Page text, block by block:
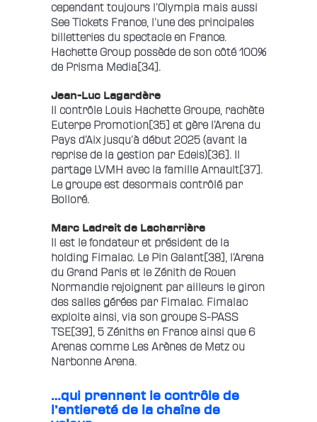
cependant toujours l’Olympia mais aussi
See Tickets France, l’une des principales
billetteries du spectacle en France.
Hachette Group possède de son côté 100%
de Prisma Media[34].
Jean-Luc Lagardère
Il contrôle Louis Hachette Groupe, rachète
Euterpe Promotion[35] et gère l’Arena du
Pays d’Aix jusqu’à début 2025 (avant la
reprise de la gestion par Edeis)[36]. Il
partage LVMH avec la famille Arnault[37].
Le groupe est desormais contrôlé par
Bolloré.
Marc Ladreit de Lacharrière
Il est le fondateur et président de la
holding Fimalac. Le Pin Galant[38], l’Arena
du Grand Paris et le Zénith de Rouen
Normandie rejoignent par ailleurs le giron
des salles gérées par Fimalac. Fimalac
exploite ainsi, via son groupe S-PASS
TSE[39], 5 Zéniths en France ainsi que 6
Arenas comme Les Arènes de Metz ou
Narbonne Arena.
…qui prennent le contrôle de
l’entiereté de la chaîne de